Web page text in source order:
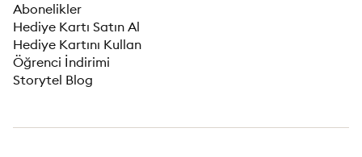
Abonelikler
Hediye Kartı Satın Al
Hediye Kartını Kullan
Öğrenci İndirimi
Storytel Blog